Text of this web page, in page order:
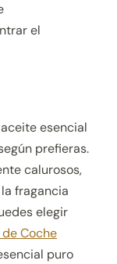
el
esencial
prefieras.
calurosos,
fragancia
elegir
Coche
puro